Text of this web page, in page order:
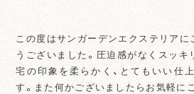
この度はサンガーデンエクステリアに
うございました。圧迫感がなくスッキ
宅の印象を柔らかく、とてもいい仕
す。また何かございましたらお気軽に